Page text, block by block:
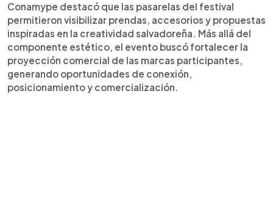
Conamype destacó que las pasarelas del festival
permitieron visibilizar prendas, accesorios y propuestas
inspiradas en la creatividad salvadoreña. Más allá del
componente estético, el evento buscó fortalecer la
proyección comercial de las marcas participantes,
generando oportunidades de conexión,
posicionamiento y comercialización.